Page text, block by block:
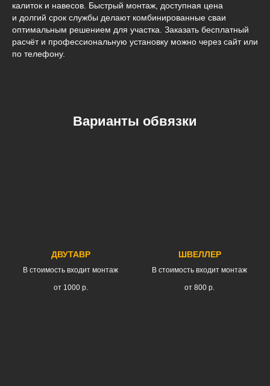
калиток и навесов. Быстрый монтаж, доступная цена
и долгий срок службы делают комбинированные сваи
оптимальным решением для участка. Заказать бесплатный
расчёт и профессиональную установку можно через сайт или
по телефону.
Варианты обвязки
ДВУТАВР
В стоимость входит монтаж
от 1000 р.
ШВЕЛЛЕР
В стоимость входит монтаж
от 800 р.